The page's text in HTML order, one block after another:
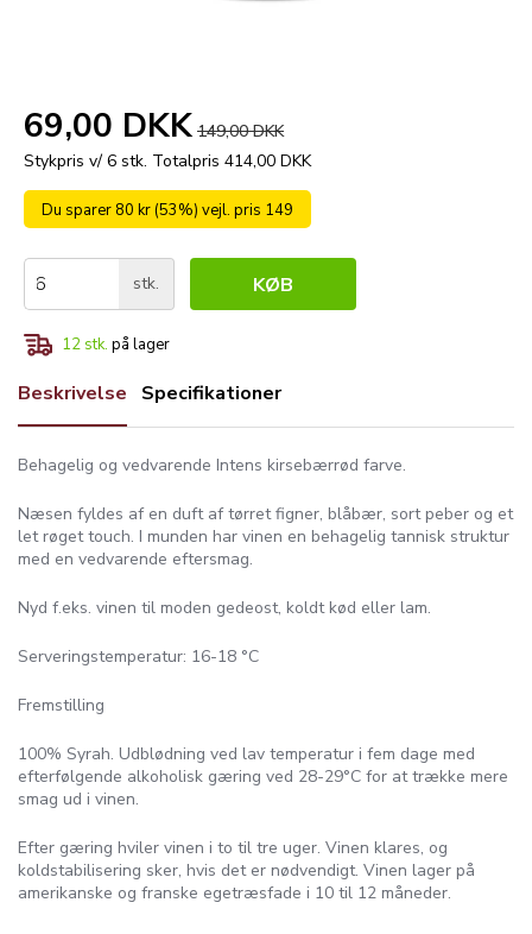
69,00 DKK 149,00 DKK
Stykpris v/ 6 stk. Totalpris 414,00 DKK
Du sparer 80 kr (53%) vejl. pris 149
stk. KØB
12 stk. på lager
Beskrivelse Specifikationer
Behagelig og vedvarende Intens kirsebærrød farve.
Næsen fyldes af en duft af tørret figner, blåbær, sort peber og et
let røget touch. I munden har vinen en behagelig tannisk struktur
med en vedvarende eftersmag.
Nyd f.eks. vinen til moden gedeost, koldt kød eller lam.
Serveringstemperatur: 16-18 °C
Fremstilling
100% Syrah. Udblødning ved lav temperatur i fem dage med
efterfølgende alkoholisk gæring ved 28-29°C for at trække mere
smag ud i vinen.
Efter gæring hviler vinen i to til tre uger. Vinen klares, og
koldstabilisering sker, hvis det er nødvendigt. Vinen lager på
amerikanske og franske egetræsfade i 10 til 12 måneder.